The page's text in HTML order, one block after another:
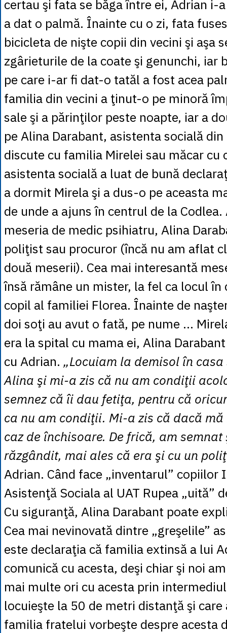
certau şi fata se băga între ei, Adrian i-
a dat o palmă. Înainte cu o zi, fata
bicicleta de nişte copii din vecini şi aşa
zgârieturile de la coate şi genunchi, iar
pe care i-ar fi dat-o tatăl a fost acea
familia din vecini a ţinut-o pe minoră
sale şi a părinţilor peste noapte, iar a
pe Alina Darabant, asistenta socială din
discute cu familia Mirelei sau măcar cu
asistenta socială a luat de bună
a dormit Mirela şi a dus-o pe aceasta
de unde a ajuns în centrul de la Codlea.
meseria de medic psihiatru, Alina
poliţist sau procuror (încă nu am aflat
două meserii). Cea mai interesantă
însă rămâne un mister, la fel ca locul în
copil al familiei Florea. Înainte de
doi soţi au avut o fată, pe nume ...
era la spital cu mama ei, Alina
cu Adrian. „Locuiam la demisol în
Alina şi mi-a zis că nu am condiţii
semnez că îi dau fetiţa, pentru că
ca nu am condiţii. Mi-a zis că dacă mă
caz de închisoare. De frică, am
răzgândit, mai ales că era şi cu un
Adrian. Când face „inventarul” copiilor
Asistenţă Sociala al UAT Rupea „uită”
Cu siguranţă, Alina Darabant poate
Cea mai nevinovată dintre „greşelile”
este declaraţia că familia extinsă a lui
comunică cu acesta, deşi chiar şi noi
mai multe ori cu acesta prin
locuieşte la 50 de metri distanţă şi
familia fratelui vorbeşte despre acesta